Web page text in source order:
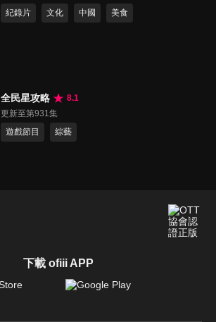
紀錄片
文化 中國 美食
全民星攻略
8.1
更新至第931集
遊戲節目
綜藝
下載 ofiii APP